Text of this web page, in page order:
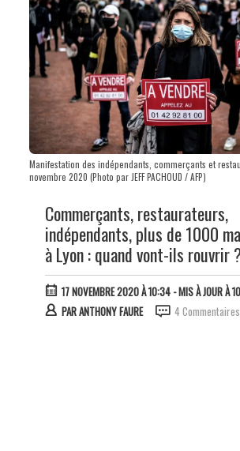
Manifestation des indépendants, commerçants et
novembre 2020 (Photo par JEFF PACHOUD / AFP)
Commerçants, restaurateurs,
indépendants, plus de 1000
à Lyon : quand vont-ils rouvrir
17 NOVEMBRE 2020 À 10:34- MIS À JOUR À
PARANTHONY FAURE 4 Commentaires